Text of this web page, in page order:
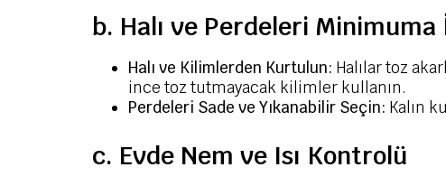
b. Halı ve Perdeleri
Halı ve Kilimlerden Kurtulun: Halılar toz
ince toz tutmayacak kilimler kullanın.
Perdeleri Sade ve Yıkanabilir Seçin: Kalın
c. Evde Nem ve Isı Kontrolü